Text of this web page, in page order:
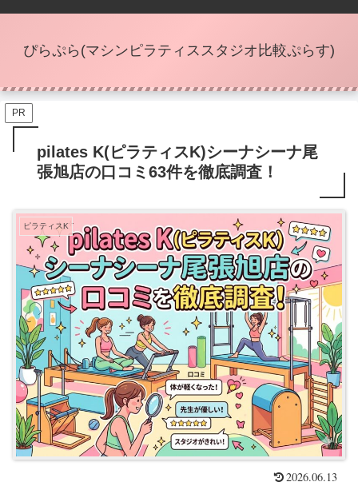
ぴらぷら(マシンピラティススタジオ比較ぷらす)
PR
pilates K(ピラティスK)シーナシーナ尾
張旭店の口コミ63件を徹底調査！
ピラティスK
2026.06.13